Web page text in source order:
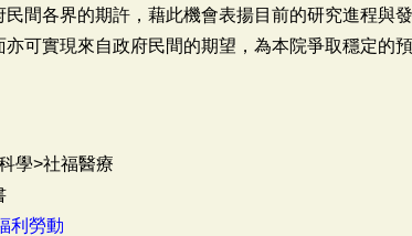
民間各界的期許，藉此機會表揚目前的研究進程與
可實現來自政府民間的期望，為本院爭取穩定的預
學>社福醫療
利勞動